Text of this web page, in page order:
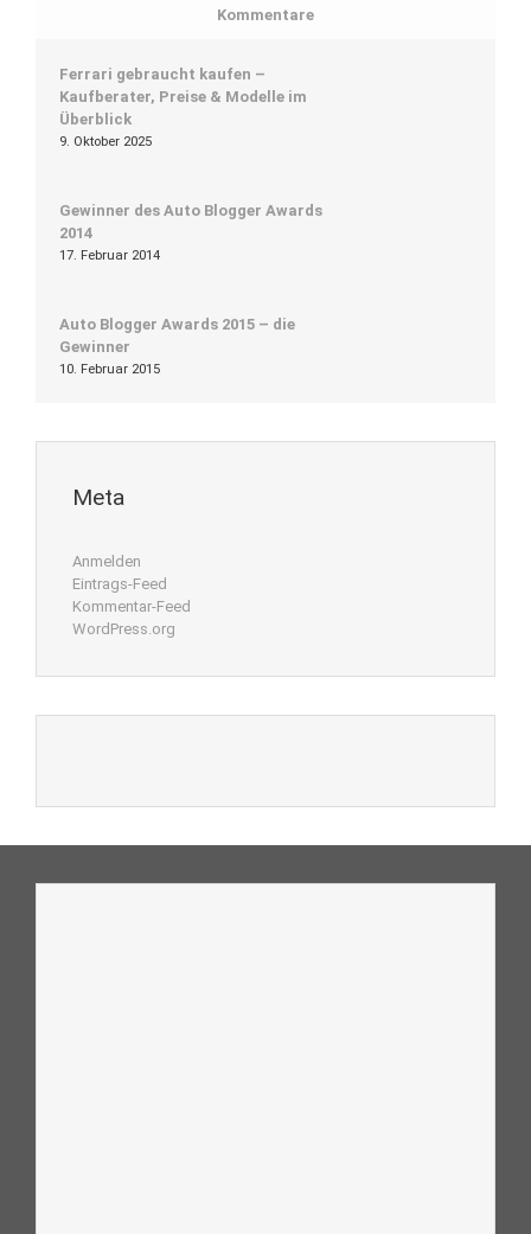
Kommentare
Ferrari gebraucht kaufen –
Kaufberater, Preise & Modelle im
Überblick
9. Oktober 2025
Gewinner des Auto Blogger Awards
2014
17. Februar 2014
Auto Blogger Awards 2015 – die
Gewinner
10. Februar 2015
Meta
Anmelden
Eintrags-Feed
Kommentar-Feed
WordPress.org